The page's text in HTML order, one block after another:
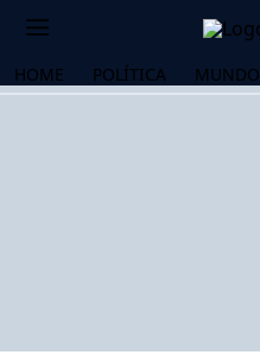
HOME POLÍTICA MUNDO